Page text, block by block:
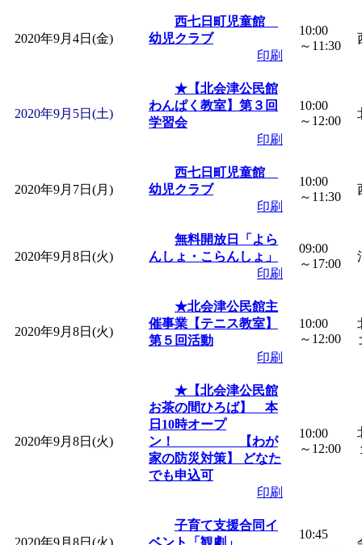
「子育て交流広場「
間：2026/08/10～
「赤ちゃん子育て講
付期間：2026/08/10～
「赤ちゃん子育て講
付期間：2026/08/10～
まだまだ暑い！コ
レクリエーション 障
ットせよ！」 受付期
皆鶴姫のこびる塾
」 受付期間：～
子育て交流広場「
2020年9月4日(金)
西七日町児童館
幼児クラブ
印刷
10:00
～11:30
2020年9月5日(土)
★【北会津公民館
わんぱく教室】第３回
学習会
印刷
10:00
～12:00
2020年9月7日(月)
西七日町児童館
幼児クラブ
印刷
10:00
～11:30
2020年9月8日(火)
無料開放日「よら
んしょ・こらんしょ」
印刷
09:00
～17:00
2020年9月8日(火)
★北会津公民館主
催事業【テニス教室】
第５回活動
印刷
10:00
～12:00
2020年9月8日(火)
★【北会津公民館
お茶の間ひろば】 本
日10時オープ
ン！ 【わが
家の防災対策】 どなた
でも申込可
印刷
10:00
～12:00
2020年9月8日(火)
子育て支援合同イ
ベント「観劇」
10:45